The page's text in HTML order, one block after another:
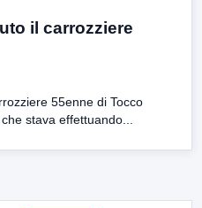
il carrozziere
55enne di Tocco
stava effettuando...